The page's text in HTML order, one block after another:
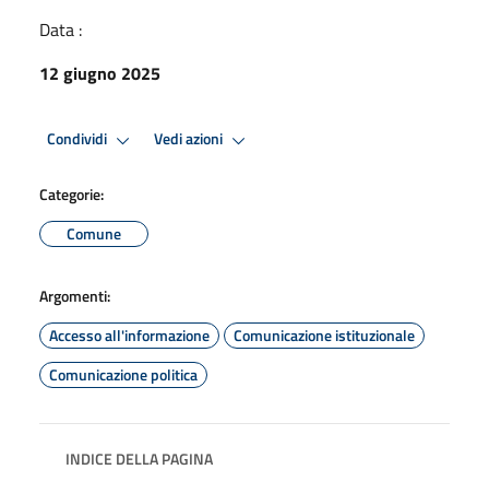
Data :
12 giugno 2025
Condividi Vedi azioni
Categorie:
Comune
Argomenti:
Accesso all'informazione
Comunicazione istituzionale
Comunicazione politica
INDICE DELLA PAGINA